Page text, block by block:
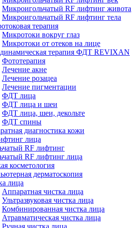
Микроигольчатый RF лифтинг живота
Микроигольчатый RF лифтинг тела
терапия
Микротоки вокруг глаз
Микротоки от отеков на лице
терапия ФДТ REVIXAN
Фототерапия
Лечение акне
Лечение розацеа
Лечение пигментации
ФДТ лица
ФДТ лица и шеи
ФДТ лица, шеи, декольте
ФДТ спины
диагностика кожи
лица
RF лифтинг
RF лифтинг лица
косметология
дерматоскопия
лица
Аппаратная чистка лица
Ультразвуковая чистка лица
Комбинированная чистка лица
Атравматическая чистка лица
Ручная чистка лица